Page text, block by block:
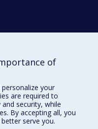
of
your
are required to
security, while
By accepting all, you
serve you.